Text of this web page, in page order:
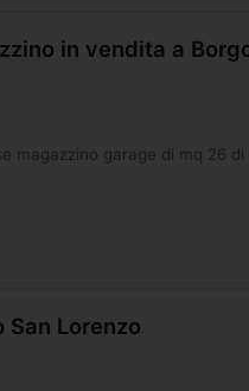
in vendita a
magazzino garage di mq 26 di
Lorenzo